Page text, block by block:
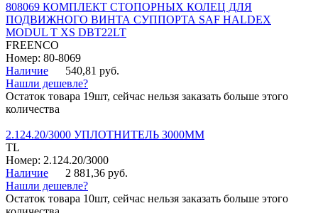
808069 КОМПЛЕКТ СТОПОРНЫХ КОЛЕЦ ДЛЯ
ПОДВИЖНОГО ВИНТА СУППОРТА SAF HALDEX
MODUL T XS DBT22LT
FREENCO
Номер: 80-8069
Наличие
540,81 руб.
Нашли дешевле?
Остаток товара 19шт, сейчас нельзя заказать больше этого
количества
2.124.20/3000 УПЛОТНИТЕЛЬ 3000ММ
TL
Номер: 2.124.20/3000
Наличие
2 881,36 руб.
Нашли дешевле?
Остаток товара 10шт, сейчас нельзя заказать больше этого